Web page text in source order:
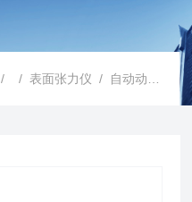
/ /表面张力仪 / 自动动态表面张力计 BP-D5